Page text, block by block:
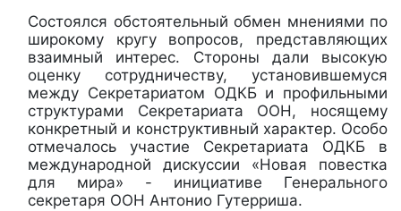
Состоялся обстоятельный обмен мнениями по
широкому кругу вопросов, представляющих
взаимный интерес. Стороны дали высокую
оценку сотрудничеству, установившемуся
между Секретариатом ОДКБ и профильными
структурами Секретариата ООН, носящему
конкретный и конструктивный характер. Особо
отмечалось участие Секретариата ОДКБ в
международной дискуссии «Новая повестка
для мира» - инициативе Генерального
секретаря ООН Антонио Гутерриша.